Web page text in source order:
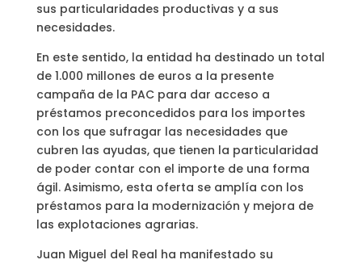
sus particularidades productivas y a sus
necesidades.
En este sentido, la entidad ha destinado un total
de 1.000 millones de euros a la presente
campaña de la PAC para dar acceso a
préstamos preconcedidos para los importes
con los que sufragar las necesidades que
cubren las ayudas, que tienen la particularidad
de poder contar con el importe de una forma
ágil. Asimismo, esta oferta se amplía con los
préstamos para la modernización y mejora de
las explotaciones agrarias.
Juan Miguel del Real ha manifestado su